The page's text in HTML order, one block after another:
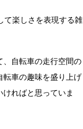
て楽しさを表現する雑
、自転車の走行空間の
転車の趣味を盛り上げ
ればと思っていま